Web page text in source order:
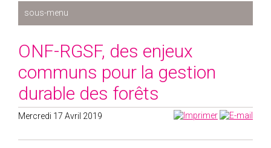
2025
2024
2023
2022
ONF-RGSF, des enjeux
communs pour la gestion
durable des forêts
Mercredi 17 Avril 2019